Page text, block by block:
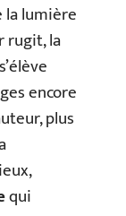
la lumière
rugit, la
encore
plus
qui